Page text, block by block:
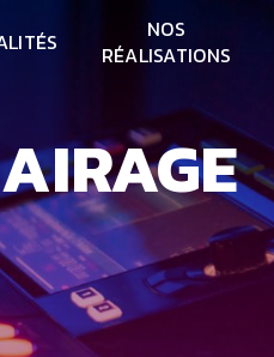
NOS
RÉALISATIONS